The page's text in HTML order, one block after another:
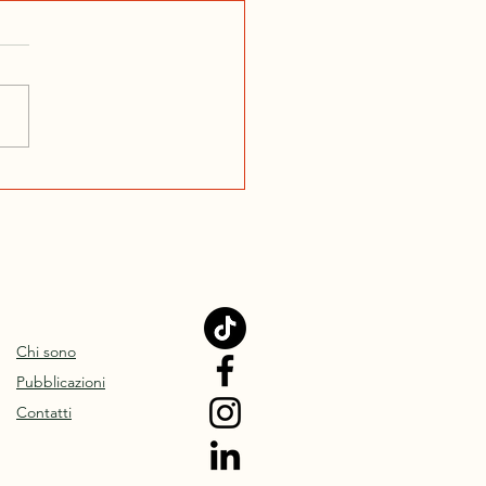
Chi sono
Pubblicazioni
Contatti